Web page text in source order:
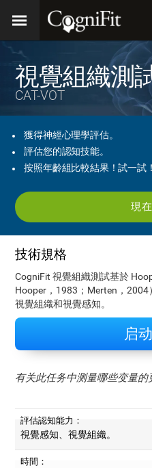
視覺組織測
CAT-VOT
獲得神經心理學評估。
評估您的認知技能。
按照年齡組比較結果！試一試！
現
技術規格
CogniFit 視覺組織測試基於
Hooper，1983；Merten，
視覺組織和視覺感知。
启
有关此任务中测量哪些变量
評估認知能力：
視覺感知、視覺組織。
時間：